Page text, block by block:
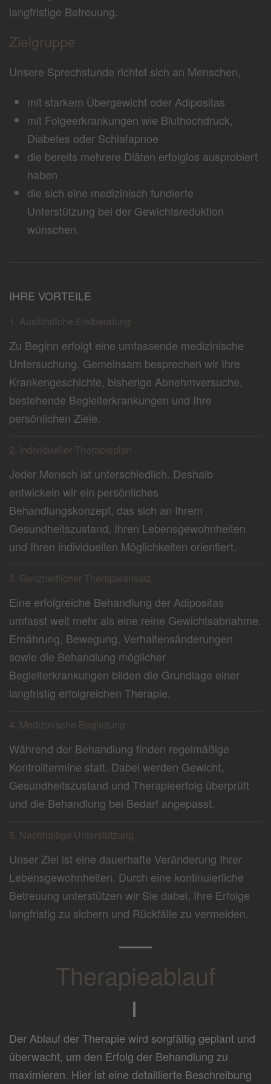
IHRE VORTEILE
1. Ausführliche Erstberatung
Zu Beginn erfolgt eine umfassende medizinische
Untersuchung. Gemeinsam besprechen wir Ihre
Krankengeschichte, bisherige Abnehmversuche,
bestehende Begleiterkrankungen und Ihre
persönlichen Ziele.
2. Individueller Therapieplan
Jeder Mensch ist unterschiedlich. Deshalb
entwickeln wir ein persönliches
Behandlungskonzept, das sich an Ihrem
Gesundheitszustand, Ihren Lebensgewohnheiten
und Ihren individuellen Möglichkeiten orientiert.
3. Ganzheitlicher Therapieansatz
Eine erfolgreiche Behandlung der Adipositas
umfasst weit mehr als eine reine Gewichtsabnahme.
Ernährung, Bewegung, Verhaltensänderungen
sowie die Behandlung möglicher
Begleiterkrankungen bilden die Grundlage einer
langfristig erfolgreichen Therapie.
4. Medizinische Begleitung
Während der Behandlung finden regelmäßige
Kontrolltermine statt. Dabei werden Gewicht,
Gesundheitszustand und Therapieerfolg überprüft
und die Behandlung bei Bedarf angepasst.
5. Nachhaltige Unterstützung
Unser Ziel ist eine dauerhafte Veränderung Ihrer
Lebensgewohnheiten. Durch eine kontinuierliche
Betreuung unterstützen wir Sie dabei, Ihre Erfolge
langfristig zu sichern und Rückfälle zu vermeiden.
langfristige Betreuung.
Zielgruppe
Unsere Sprechstunde richtet sich an Menschen,
mit starkem Übergewicht oder Adipositas
mit Folgeerkrankungen wie Bluthochdruck,
Diabetes oder Schlafapnoe
die bereits mehrere Diäten erfolglos ausprobiert
haben
die sich eine medizinisch fundierte
Unterstützung bei der Gewichtsreduktion
wünschen.
Therapieablauf
Der Ablauf der Therapie wird sorgfältig geplant und
überwacht, um den Erfolg der Behandlung zu
maximieren. Hier ist eine detaillierte Beschreibung